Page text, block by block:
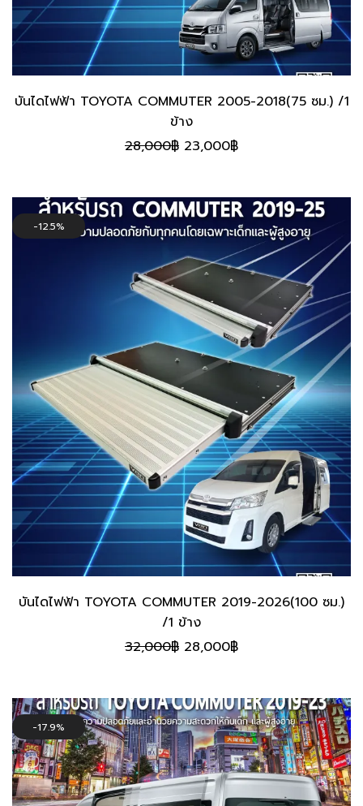
บันไดไฟฟ้า TOYOTA COMMUTER 2005-2018(75 ซม.) /1
ข้าง
28,000฿ Original
28,000฿.
23,000฿Current
23,000฿.
12.5%
บันไดไฟฟ้า TOYOTA COMMUTER 2019-2026(100 ซม.)
/1 ข้าง
32,000฿ Original
32,000฿.
28,000฿Current
28,000฿.
17.9%